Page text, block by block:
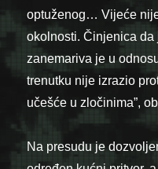
optuženog… Vijeće
okolnosti. Činjenica
zanemariva je u
trenutku nije izrazio
učešće u zločinima”,
Na presudu je